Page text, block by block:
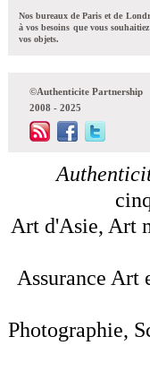
Nos bureaux de Paris et de
à vos besoins que vous
vos objets.
©Authenticite Partnership
2008 - 2025
Art d'Asie, Art
Assurance Art
Photographie,